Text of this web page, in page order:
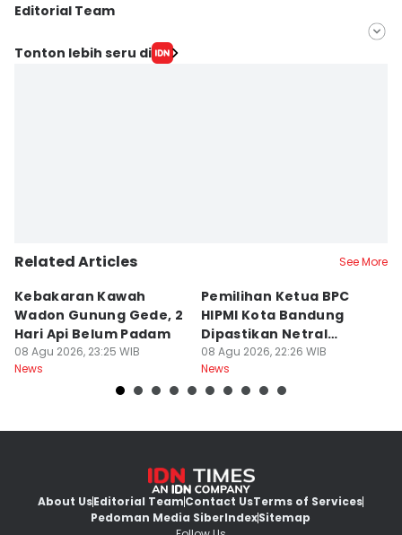
Editorial Team
Editor
Tonton lebih seru di
Related Articles See More
Kebakaran Kawah
Wadon Gunung Gede, 2
Hari Api Belum Padam
08 Agu 2026, 23:25 WIB
News
Pemilihan Ketua BPC
HIPMI Kota Bandung
Dipastikan Netral
Tanpa Tekanan
08 Agu 2026, 22:26 WIB
News
About UsEditorial TeamContact UsTerms of Services
Pedoman Media SiberIndexSitemap